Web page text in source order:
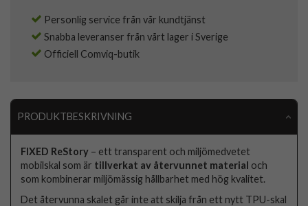
Personlig service från vår kundtjänst
Snabba leveranser från vårt lager i Sverige
Officiell Comviq-butik
PRODUKTBESKRIVNING
FIXED ReStory – ett transparent och miljömedvetet
mobilskal som är tillverkat av återvunnet material och
som kombinerar miljömässig hållbarhet med hög kvalitet.
Det återvunna skalet går inte att skilja från ett nytt TPU-skal